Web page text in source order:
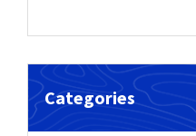
Categories